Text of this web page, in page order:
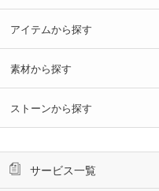
アイテムから探す
素材から探す
ストーンから探す
サービス一覧